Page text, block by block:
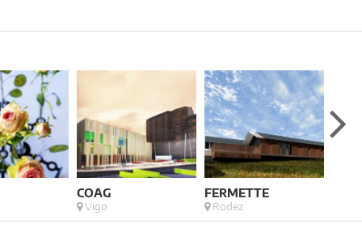
COAG
Vigo
FERMETTE
Rodez